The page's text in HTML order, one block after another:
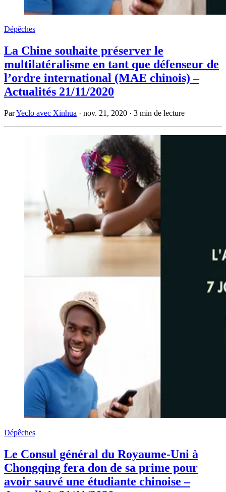
Dépêches
La Chine souhaite préserver le
multilatéralisme en tant que défenseur de
l’ordre international (MAE chinois) –
Actualités 21/11/2020
ParYeclo avec Xinhua · nov. 21, 2020 · 3 min de lecture
Dépêches
Le Consul général du Royaume-Uni à
Chongqing fera don de sa prime pour
avoir sauvé une étudiante chinoise –